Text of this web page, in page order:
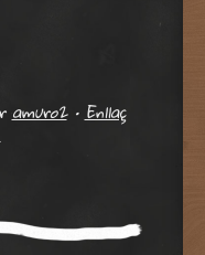
amuro2 •Enllaç